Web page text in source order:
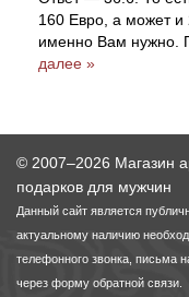
160 Евро, а может и
именно Вам нужно.
далее »
© 2007–2026 Магазин
подарков для мужчин
Данный сайт является
актуальному наличию
телефонного звонка, письма
через форму обратной связи.
Тетивы и тросы для
Подставки для лука
Рукоятки для лука
Плечи для лука
Инсерты для
Стрелы для лука
Выниматели для стрел
Тычковые ножи
Ножи танто
Топоры
Механические